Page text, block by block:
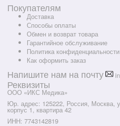
Покупателям
Доставка
Способы оплаты
Обмен и возврат товара
Гарантийное обслуживание
Политика конфиденциальности
Как оформить заказ
Напишите нам на почту
Реквизиты
ООО «ИКС Медика»
Юр. адрес: 125222, Россия, Москва,
корпус 1, квартира 42
ИНН: 7743142819